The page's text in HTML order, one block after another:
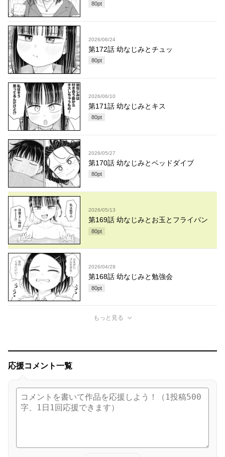
80pt
2026/06/24
第172話 幼なじみとチュッ
80pt
2026/06/10
第171話 幼なじみとキス
80pt
2026/05/27
第170話 幼なじみとベッドダイブ
80pt
2026/05/13
第169話 幼なじみとお玉とフライパン
80pt
2026/04/29
第168話 幼なじみと勉強会
80pt
もっと見る
応援コメント一覧